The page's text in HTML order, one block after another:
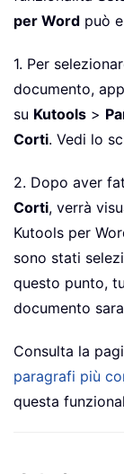
per Word può
1. Per
documento,
su Kutools >
Corti. Vedi lo
2. Dopo aver
Corti, verrà
Kutools per
sono stati
questo punto,
documento
Consulta la
paragrafi più
questa